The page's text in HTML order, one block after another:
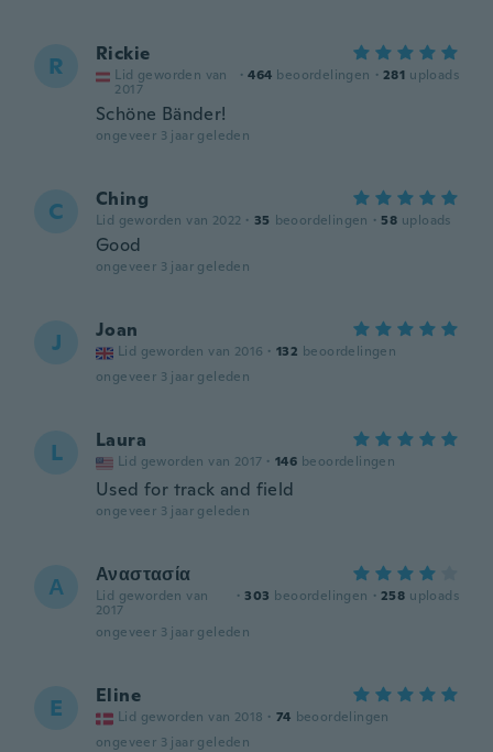
R Rickie
Lid geworden van
2017
· 464 beoordelingen · 281 uploads
Schöne Bänder!
ongeveer 3 jaar geleden
C Ching
Lid geworden van 2022 · 35 beoordelingen · 58 uploads
Good
ongeveer 3 jaar geleden
J Joan
Lid geworden van 2016 · 132 beoordelingen
ongeveer 3 jaar geleden
L Laura
Lid geworden van 2017 · 146 beoordelingen
Used for track and field
ongeveer 3 jaar geleden
Α Αναστασία
Lid geworden van
2017
· 303 beoordelingen · 258 uploads
ongeveer 3 jaar geleden
E Eline
Lid geworden van 2018 · 74 beoordelingen
ongeveer 3 jaar geleden